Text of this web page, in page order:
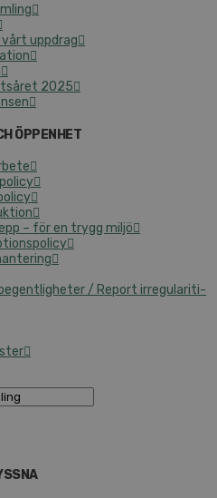
uppdrag
2025
ÖPPENHET
– för en trygg miljö
/ Report ir­re­gu­la­ri­ti­